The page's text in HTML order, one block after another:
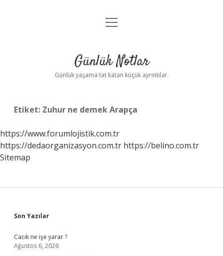
Anasayfa
Yasal Uyarı
menüyü
Günlük Notlar
Günlük yaşama tat katan küçük ayrıntılar.
Etiket: Zuhur ne demek Arapça
https://www.forumlojistik.com.tr
https://dedaorganizasyon.com.tr https://belino.com.tr
Sitemap
Sidebar
Son Yazılar
Cacık ne işe yarar ?
Ağustos 6, 2026